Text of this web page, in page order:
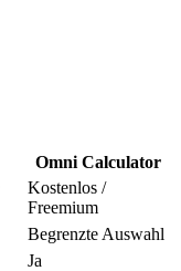
Omni Calculator
Kostenlos /
Freemium
Begrenzte Auswahl
Ja